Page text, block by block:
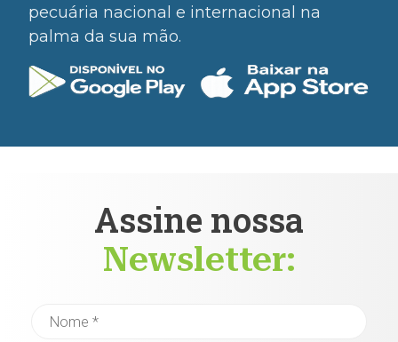
pecuária nacional e internacional na
palma da sua mão.
Assine nossa
Newsletter: